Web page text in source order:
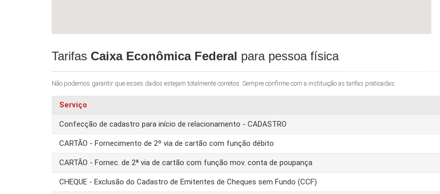
Tarifas Caixa Econômica Federal para pessoa física
Não podemos garantir que esses dados estejam totalmente corretos. Sempre confirme com a instituição as tarifas praticadas.
Serviço
Confecção de cadastro para início de relacionamento - CADASTRO
CARTÃO - Fornecimento de 2º via de cartão com função débito
CARTÃO - Fornec. de 2ª via de cartão com função mov. conta de poupança
CHEQUE - Exclusão do Cadastro de Emitentes de Cheques sem Fundo (CCF)